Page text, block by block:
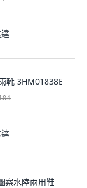
靴 3HM01838E
案水陸兩用鞋